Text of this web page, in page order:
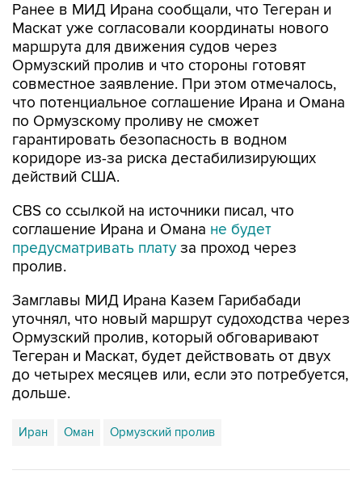
Ранее в МИД Ирана сообщали, что Тегеран и
Маскат уже согласовали координаты нового
маршрута для движения судов через
Ормузский пролив и что стороны готовят
совместное заявление. При этом отмечалось,
что потенциальное соглашение Ирана и Омана
по Ормузскому проливу не сможет
гарантировать безопасность в водном
коридоре из-за риска дестабилизирующих
действий США.
CBS со ссылкой на источники писал, что
соглашение Ирана и Омана не будет
предусматривать плату за проход через
пролив.
Замглавы МИД Ирана Казем Гарибабади
уточнял, что новый маршрут судоходства через
Ормузский пролив, который обговаривают
Тегеран и Маскат, будет действовать от двух
до четырех месяцев или, если это потребуется,
дольше.
Иран Оман Ормузский пролив